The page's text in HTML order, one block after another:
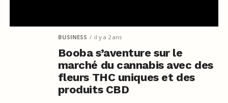
BUSINESS il y a 2 ans
Booba s’aventure sur le
marché du cannabis avec des
fleurs THC uniques et des
produits CBD